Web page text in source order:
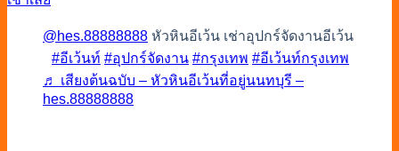
@hes.88888888 หัวหินอีเว้น เช่าอุปกร์จัดงานอีเว้น
#อีเว้นท์ #อุปกร์จัดงาน #กรุงเทพ #อีเว้นท์กรุงเทพ
♬ เสียงต้นฉบับ – หัวหินอีเว้นที่อยู่นนทบุรี –
hes.88888888